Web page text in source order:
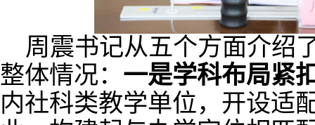
周震书记从五个方面介绍
整体情况： 一是学科布局紧
内社科类教学单位，开设适